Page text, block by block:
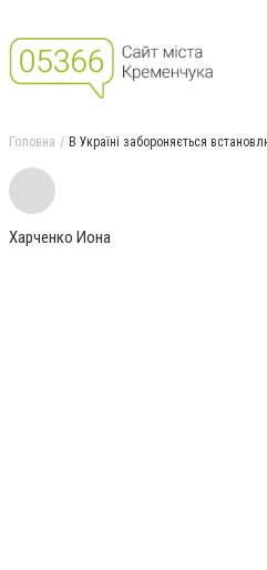
Головна В Україні забороняється
Харченко Иона